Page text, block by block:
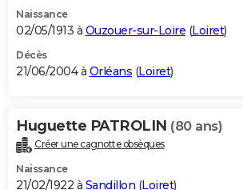
Naissance
02/05/1913 à Ouzouer-sur-Loire (Loiret)
Décès
21/06/2004 à Orléans (Loiret)
Huguette PATROLIN (80 ans)
Créer une cagnotte obsèques
Naissance
21/02/1922 à Sandillon (Loiret)